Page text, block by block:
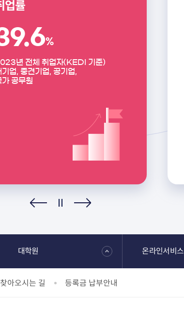
2022년 해외 취업자 수
전국대학
3 위
찾아오시는 길 등록금 납부안내
대학원 온라인서비스